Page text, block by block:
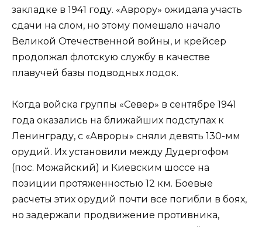
закладке в 1941 году. «Аврору» ожидала участь
сдачи на слом, но этому помешало начало
Великой Отечественной войны, и крейсер
продолжал флотскую службу в качестве
плавучей базы подводных лодок.
Когда войска группы «Север» в сентябре 1941
года оказались на ближайших подступах к
Ленинграду, с «Авроры» сняли девять 130-мм
орудий. Их установили между Дудергофом
(пос. Можайский) и Киевским шоссе на
позиции протяженностью 12 км. Боевые
расчеты этих орудий почти все погибли в боях,
но задержали продвижение противника,